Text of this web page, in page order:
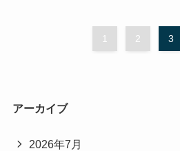
1 2 3
アーカイブ
2026年7月